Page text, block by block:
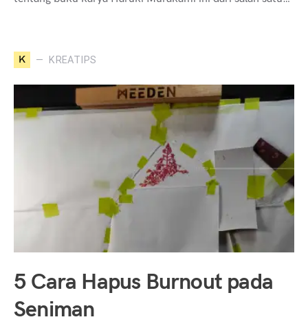
K KREATIPS
5 Cara Hapus Burnout pada
Seniman